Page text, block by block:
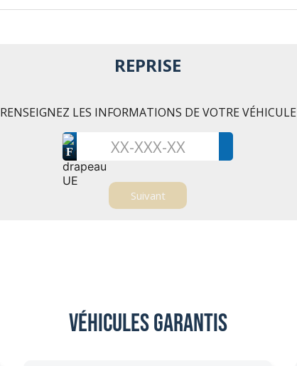
REPRISE
RENSEIGNEZ LES INFORMATIONS DE VOTRE VÉHICULE
F
Véhicules garantis